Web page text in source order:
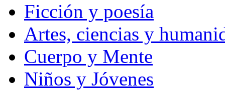
Ficción y poesía
Artes, ciencias y
Cuerpo y Mente
Niños y Jóvenes